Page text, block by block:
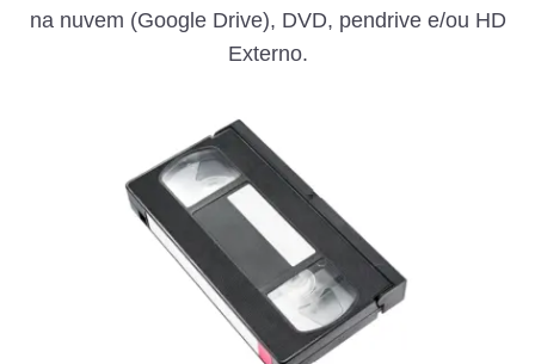
na nuvem (Google Drive), DVD, pendrive e/ou HD
Externo.